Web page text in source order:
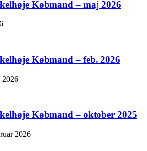
Købmand – maj 2026
Købmand – feb. 2026
2026
Købmand – oktober 2025
2026